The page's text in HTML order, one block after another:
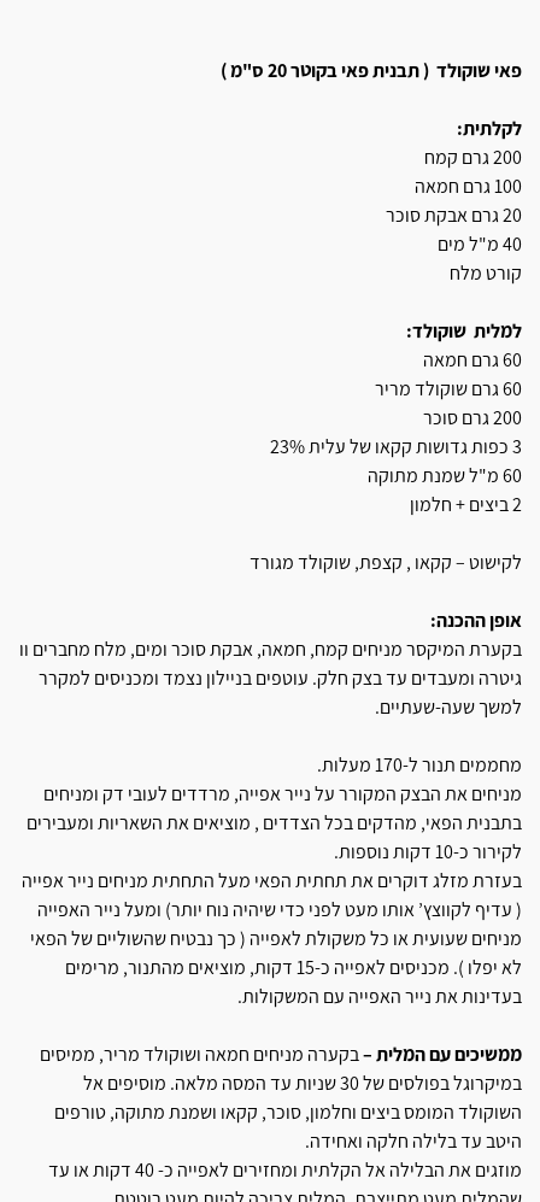
פאי שוקולד ( תבנית פאי בקוטר 20 ס"מ )
לקלתית:
200 גרם קמח
100 גרם חמאה
20 גרם אבקת סוכר
40 מ"ל מים
קורט מלח
למלית שוקולד:
60 גרם חמאה
60 גרם שוקולד מריר
200 גרם סוכר
3 כפות גדושות קקאו של עלית 23%
60 מ"ל שמנת מתוקה
2 ביצים + חלמון
לקישוט – קקאו , קצפת, שוקולד מגורד
אופן ההכנה:
בקערת המיקסר מניחים קמח, חמאה, אבקת סוכר ומים, מלח מחברים וו
גיטרה ומעבדים עד בצק חלק. עוטפים בניילון נצמד ומכניסים למקרר
למשך שעה-שעתיים.
מחממים תנור ל-170 מעלות.
מניחים את הבצק המקורר על נייר אפייה, מרדדים לעובי דק ומניחים
בתבנית הפאי, מהדקים בכל הצדדים , מוציאים את השאריות ומעבירים
לקירור כ-10 דקות נוספות.
בעזרת מזלג דוקרים את תחתית הפאי מעל התחתית מניחים נייר אפייה
( עדיף לקווצץ’ אותו מעט לפני כדי שיהיה נוח יותר) ומעל נייר האפייה
מניחים שעועית או כל משקולת לאפייה ( כך נבטיח שהשוליים של הפאי
לא יפלו ). מכניסים לאפייה כ-15 דקות, מוציאים מהתנור, מרימים
בעדינות את נייר האפייה עם המשקולות.
ממשיכים עם המלית –בקערה מניחים חמאה ושוקולד מריר, ממיסים
במיקרוגל בפולסים של 30 שניות עד המסה מלאה. מוסיפים אל
השוקולד המומס ביצים וחלמון, סוכר, קקאו ושמנת מתוקה, טורפים
היטב עד בלילה חלקה ואחידה.
מוזגים את הבלילה אל הקלתית ומחזירים לאפייה כ- 40 דקות או עד